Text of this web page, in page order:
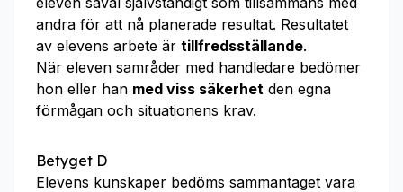
andra för att nå planerade resultat. Resultatet
av elevens arbete är tillfredsställande.
När eleven samråder med handledare bedömer
hon eller han med viss säkerhet den egna
förmågan och situationens krav.
Betyget D
Elevens kunskaper bedöms sammantaget vara